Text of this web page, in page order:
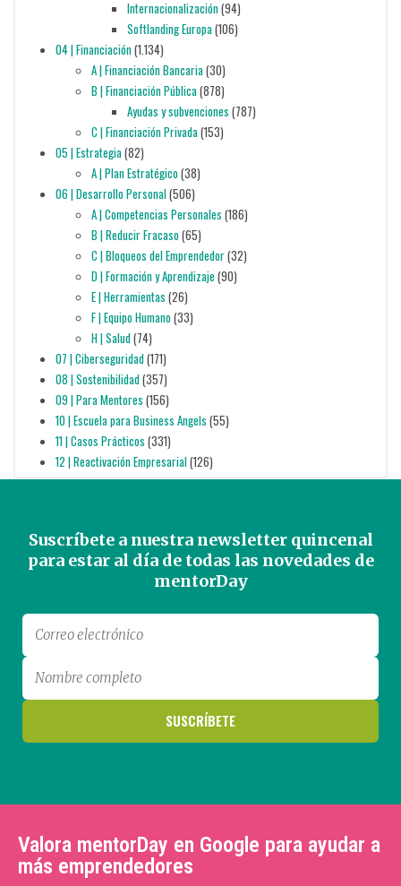
Internacionalización(94)
Softlanding Europa(106)
04 | Financiación(1.134)
A | Financiación Bancaria(30)
B | Financiación Pública(878)
Ayudas y subvenciones (787)
C | Financiación Privada(153)
05 | Estrategia(82)
A | Plan Estratégico(38)
06 | Desarrollo Personal(506)
A | Competencias Personales (186)
B | Reducir Fracaso(65)
C | Bloqueos del Emprendedor(32)
D | Formación y Aprendizaje (90)
E | Herramientas (26)
F | Equipo Humano(33)
H | Salud(74)
07 | Ciberseguridad(171)
08 | Sostenibilidad(357)
09 | Para Mentores (156)
10 | Escuela para Business Angels (55)
11 | Casos Prácticos (331)
12 | Reactivación Empresarial(126)
Suscríbete a nuestra newsletter quincenal
para estar al día de todas las novedades de
mentorDay
Valora mentorDay en Google para ayudar a
más emprendedores